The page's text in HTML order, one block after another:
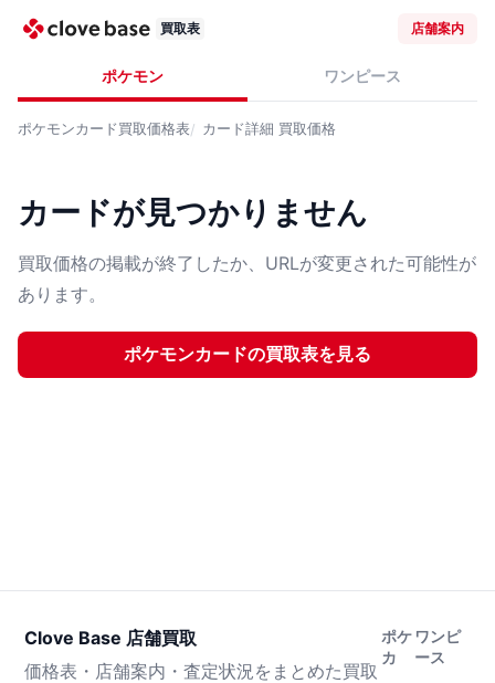
買取表 店舗案内
ポケモン ワンピース
ポケモンカード買取価格表 カード詳細 買取価格
カードが見つかりません
買取価格の掲載が終了したか、URLが変更された可能性が
あります。
ポケモンカードの買取表を見る
Clove Base 店舗買取
価格表・店舗案内・査定状況をまとめた買取
ポケ
カ
ワンピ
ース